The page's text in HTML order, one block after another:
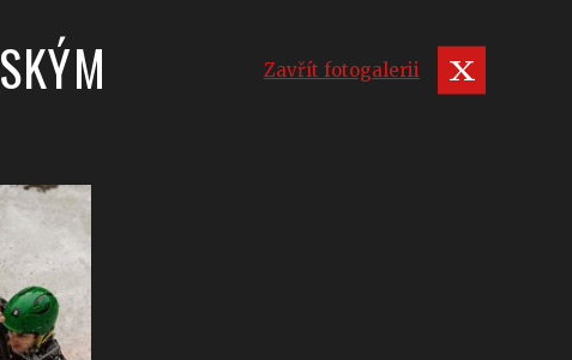
Zavřít fotogalerii